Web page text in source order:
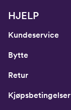
HJELP
Kundeservice
Bytte
Retur
Kjøpsbetingelser